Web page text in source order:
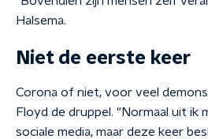
Halsema.
Niet de eerste keer
Corona of niet, voor veel
Floyd de druppel. "Normaal uit ik
sociale media, maar deze keer